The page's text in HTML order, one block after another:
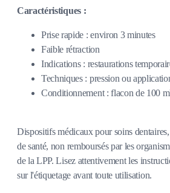
Caractéristiques :
Prise rapide : environ 3 minutes
Faible rétraction
Indications : restaurations
Techniques : pression ou
Conditionnement : flacon de 100
Dispositifs médicaux pour soins
de santé, non remboursés par les
de la LPP. Lisez attentivement les
sur l'étiquetage avant toute utilisation.